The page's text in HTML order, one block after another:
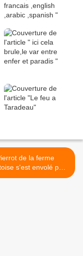
de la ferme
s'est envolé par
dessus les montagnes >